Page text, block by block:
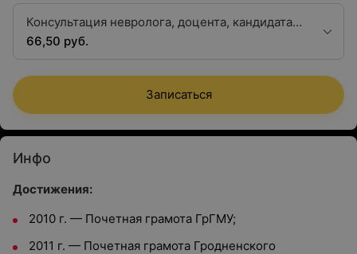
Консультация невролога, доцента, кандидата
медицинских наук
66,50 руб.
Записаться
Инфо
Достижения:
2010 г. — Почетная грамота ГрГМУ;
2011 г. — Почетная грамота Гродненского